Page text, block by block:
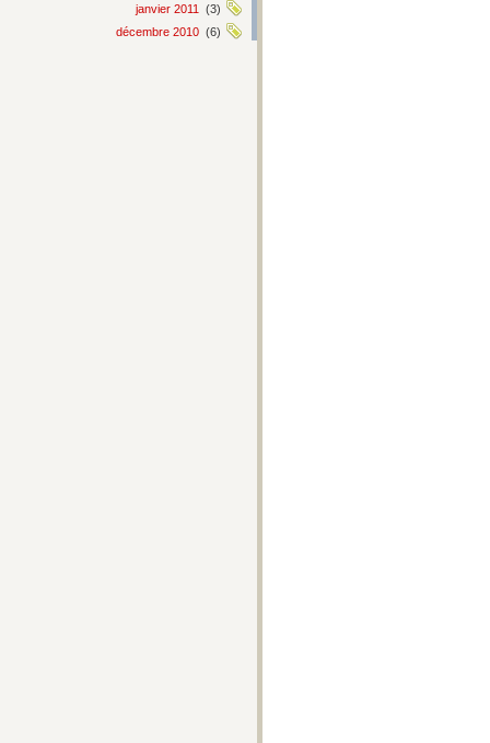
janvier 2011
(3)
décembre 2010 (6)